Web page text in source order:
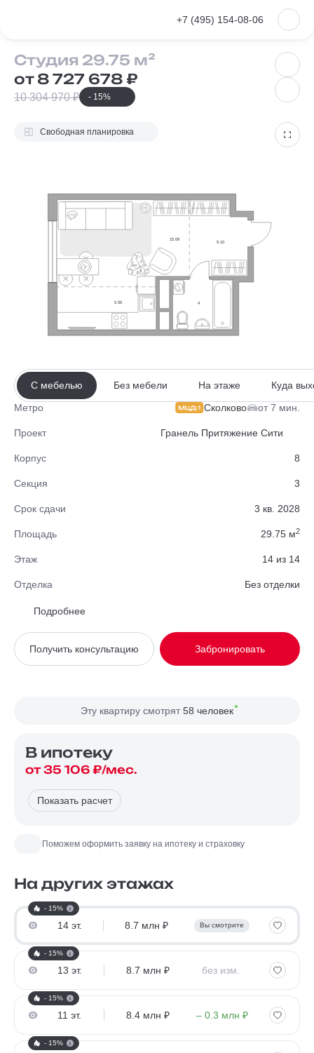
+7 (495) 154-08-06
Студия
Студия 29.75 м²
от 8 727 678 ₽
10 304 970 ₽ - 15%
VKontakte
Метро Сколково от 7 мин.
Проект Гранель Притяжение Сити
Корпус 8
Секция 3
Срок сдачи 3 кв. 2028
Площадь 29.75 м2
Этаж 14 из 14
Отделка Без отделки
Район
Вид из окна На улицу
Планировка Односторонняя
Подробнее
Забронировать
Получить консультацию
Эту квартиру смотрят 58 человек
В ипотекy
от 35 106 ₽/мес.
Показать расчет
Поможем оформить заявку на ипотеку и страховку
На других этажах
- 15%
14 эт. 8.7 млн ₽ Вы смотрите
- 15%
13 эт. 8.7 млн ₽ без изм.
- 15%
11 эт. 8.4 млн ₽ – 0.3 млн ₽
- 15%
15.09
5.56 4
5.10
Свободная планировка
С мебелью Без мебели На этаже Куда